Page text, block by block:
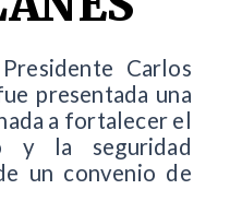
Carlos
presentada una
a fortalecer el
y la seguridad
un convenio de